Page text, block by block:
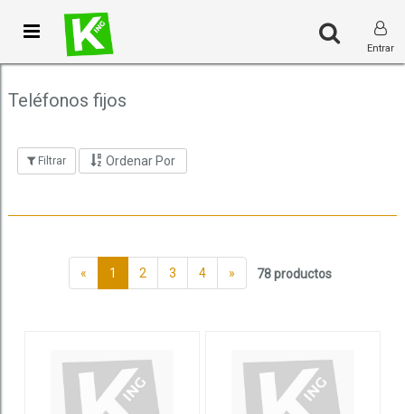
Toggle
navigation
Entrar
Teléfonos fijos
Filtrar Ordenar Por
« 1 2 3 4 » 78 productos